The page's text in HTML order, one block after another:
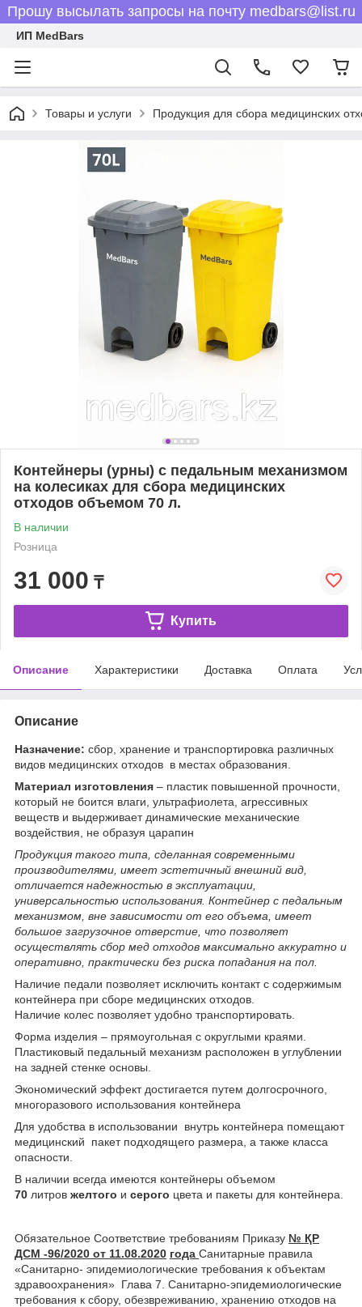
Прошу высылать запросы на почту medbars@list.ru
ИП MedBars
Товары и услуги Продукция для сбора медицинских
Контейнеры (урны) с педальным механизмом
на колесиках для сбора медицинских
отходов объемом 70 л.
В наличии
Розница
31 000 ₸
Купить
Описание Характеристики Доставка Оплата
Описание
Назначение: сбор, хранение и транспортировка различных
видов медицинских отходов в местах образования.
Материал изготовления – пластик повышенной прочности,
который не боится влаги, ультрафиолета, агрессивных
веществ и выдерживает динамические механические
воздействия, не образуя царапин
Продукция такого типа, сделанная современными
производителями, имеет эстетичный внешний вид,
отличается надежностью в эксплуатации,
универсальностью использования. Контейнер с педальным
механизмом, вне зависимости от его объема, имеет
большое загрузочное отверстие, что позволяет
осуществлять сбор мед отходов максимально аккуратно и
оперативно, практически без риска попадания на пол.
Наличие педали позволяет исключить контакт с содержимым
контейнера при сборе медицинских отходов.
Наличие колес позволяет удобно транспортировать.
Форма изделия – прямоугольная с округлыми краями.
Пластиковый педальный механизм расположен в углублении
на задней стенке основы.
Экономический эффект достигается путем долгосрочного,
многоразового использования контейнера
Для удобства в использовании внутрь контейнера помещают
медицинский пакет подходящего размера, а также класса
опасности.
В наличии всегда имеются контейнеры объемом
70 литров желтого и серого цвета и пакеты для контейнера.
Обязательное Соответствие требованиям Приказу № ҚР
ДСМ -96/2020 от 11.08.2020 года Санитарные правила
«Санитарно- эпидемиологические требования к объектам
здравоохранения» Глава 7. Санитарно-эпидемиологические
требования к сбору, обезвреживанию, хранению отходов на